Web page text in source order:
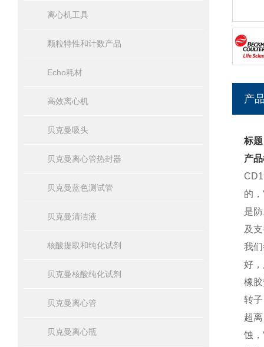
离心机工具
颗粒特性和计数产品
Echo耗材
高效离心机
贝克曼吸头
贝克曼离心管热封器
贝克曼蓝色测试管
贝克曼清洁液
核酸提取和纯化试剂
贝克曼核酸纯化试剂
贝克曼离心管
贝克曼离心瓶
产
标
产
的
是
及
我
好
橡
转
超
蚀